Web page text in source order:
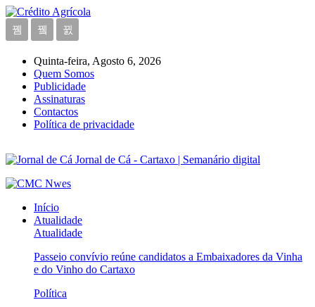
Quinta-feira, Agosto 6, 2026
Quem Somos
Publicidade
Assinaturas
Contactos
Política de privacidade
Jornal de Cá - Cartaxo | Semanário digital
Início
Atualidade
Atualidade
Passeio convívio reúne candidatos a Embaixadores da Vinha
e do Vinho do Cartaxo
Política